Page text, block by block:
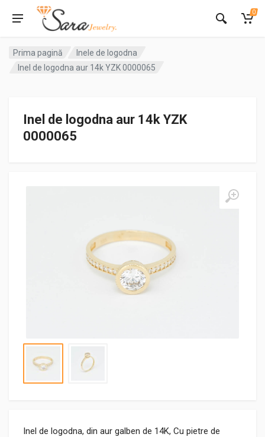
0
Prima pagină
Inele de logodna
Inel de logodna aur 14k YZK 0000065
Inel de logodna aur 14k YZK
0000065
Inel de logodna, din aur galben de 14K, Cu pietre de